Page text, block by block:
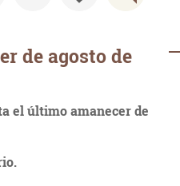
de agosto de
el último amanecer de